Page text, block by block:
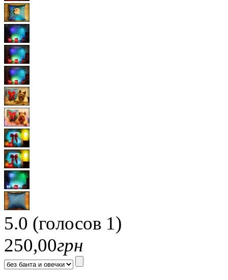
5.0 (голосов 1)
250,00грн